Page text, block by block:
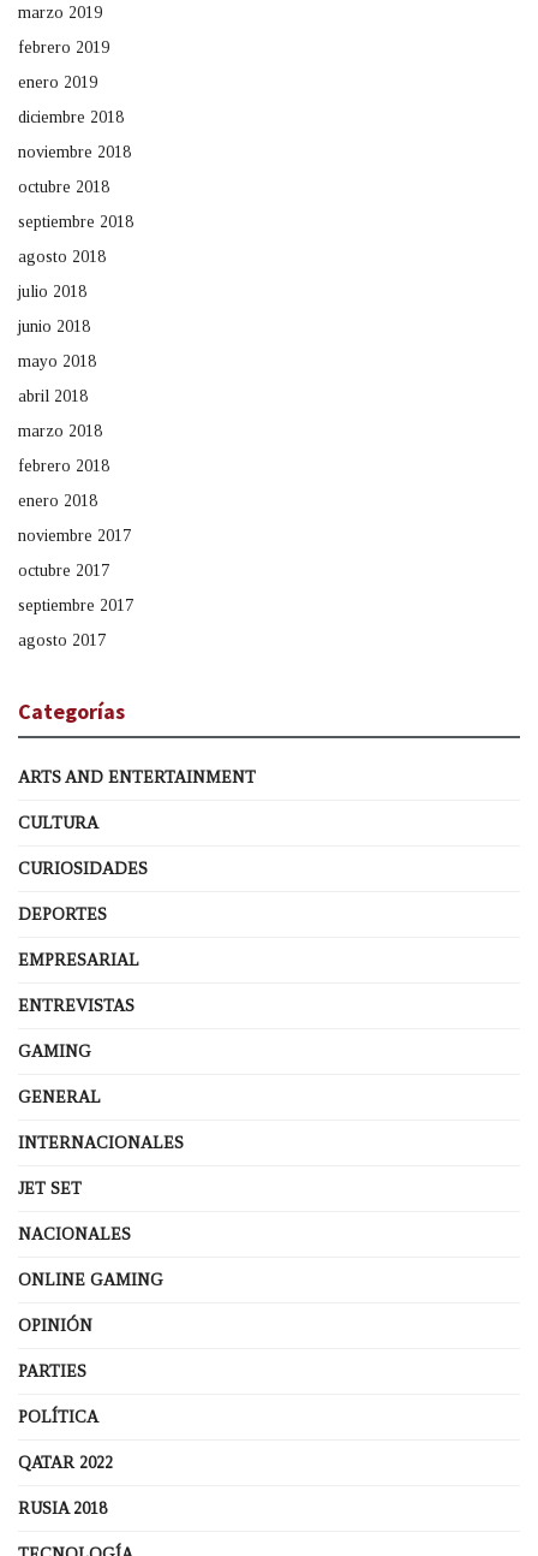
marzo 2019
febrero 2019
enero 2019
diciembre 2018
noviembre 2018
octubre 2018
septiembre 2018
agosto 2018
julio 2018
junio 2018
mayo 2018
abril 2018
marzo 2018
febrero 2018
enero 2018
noviembre 2017
octubre 2017
septiembre 2017
agosto 2017
Categorías
ARTS AND ENTERTAINMENT
CULTURA
CURIOSIDADES
DEPORTES
EMPRESARIAL
ENTREVISTAS
GAMING
GENERAL
INTERNACIONALES
JET SET
NACIONALES
ONLINE GAMING
OPINIÓN
PARTIES
POLÍTICA
QATAR 2022
RUSIA 2018